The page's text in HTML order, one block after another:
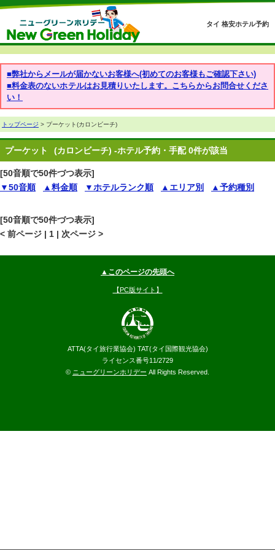
タイ 格安ホテル予約
■弊社からメールが届かないお客様へ(初めてのお客様もご確認下さい)
■料金表のないホテルはお見積りいたします。こちらからお問合せくださ
い！
トップページ > プーケット(カロンビーチ)
プーケット (カロンビーチ) -ホテル予約・手配 0件が該当
[50音順で50件づつ表示]
▼50音順
▲料金順 ▼ホテルランク順 ▲エリア別 ▲予約種別
[50音順で50件づつ表示]
< 前ページ | 1 | 次ページ >
▲このページの先頭へ
【PC版サイト】
ATTA(タイ旅行業協会) TAT(タイ国際観光協会)
ライセンス番号11/2729
© ニューグリーンホリデー All Rights Reserved.